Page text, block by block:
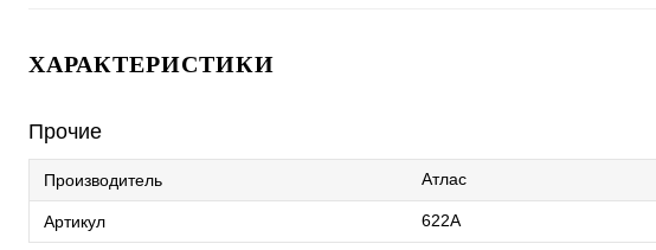
ХАРАКТЕРИСТИКИ
Прочие
Производитель Атлас
Артикул 622А